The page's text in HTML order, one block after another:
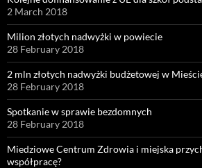
2 March 2018
Milion złotych nadwyżki w powiecie
28 February 2018
2 mln złotych nadwyżki budżetowej w
28 February 2018
Spotkanie w sprawie bezdomnych
28 February 2018
Miedziowe Centrum Zdrowia i miejska
współpracę?